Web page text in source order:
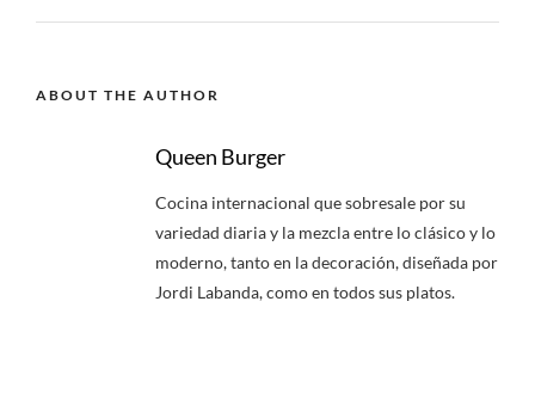
ABOUT THE AUTHOR
Queen Burger
Cocina internacional que sobresale por su
variedad diaria y la mezcla entre lo clásico y lo
moderno, tanto en la decoración, diseñada por
Jordi Labanda, como en todos sus platos.